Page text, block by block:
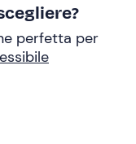
perfetta per